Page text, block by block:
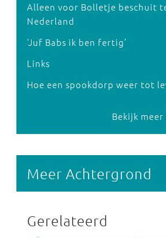
Alleen voor Bolletje beschuit
Nederland
‘Juf Babs ik ben fertig’
Links
Hoe een spookdorp weer tot
Bekijk
Meer Achtergrond
Gerelateerd